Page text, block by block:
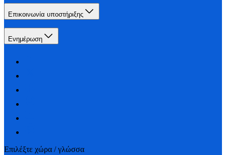
Επικοινωνία υποστήριξης
Ενημέρωση
Επιλέξτε χώρα / γλώσσα